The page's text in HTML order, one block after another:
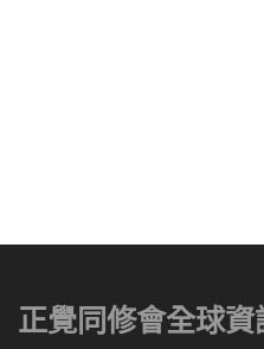
正覺同修會全球資